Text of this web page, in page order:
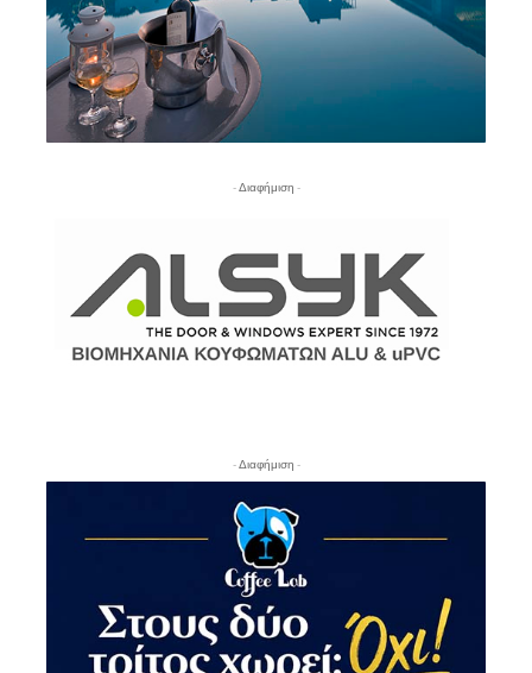
- Διαφήμιση -
- Διαφήμιση -